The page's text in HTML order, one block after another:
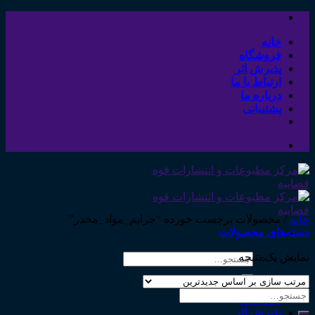
Skip
contentخانه
فروشگاه
پذیرش اثر
ارتباط با ما
درباره ما
پشتیبانی
جستجو
خانه
فروشگاه
پذیرش اثر
خانه /محصولات برچسب خورده “جرایم_مواد_مخدر”
دسته‌های محصولات
نمایش یک نتیجه
جستجو